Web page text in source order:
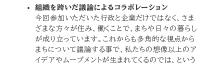
組織を跨いだ議論によるコラボレーション
今回参加いただいた行政と企業だけではなく、さま
ざまな方々が住み、働くことで、まちや日々の暮らし
が成り立っています。これからも多角的な視点から
まちについて議論する事で、私たちの想像以上のア
イデアやムーブメントが生まれてくるのでは、という